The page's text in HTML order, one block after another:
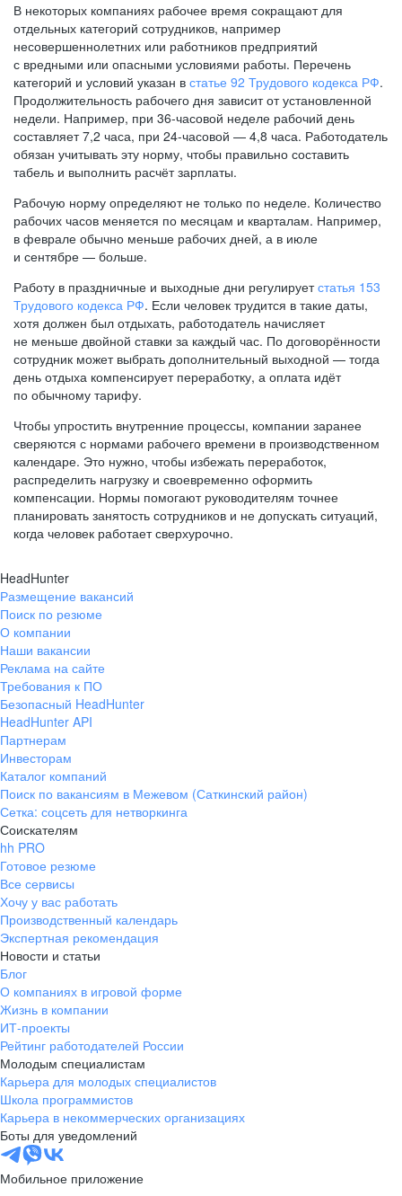
В некоторых компаниях рабочее время сокращают для
отдельных категорий сотрудников, например
несовершеннолетних или работников предприятий
с вредными или опасными условиями работы. Перечень
категорий и условий указан в статье 92 Трудового кодекса РФ.
Продолжительность рабочего дня зависит от установленной
недели. Например, при 36-часовой неделе рабочий день
составляет 7,2 часа, при 24-часовой — 4,8 часа. Работодатель
обязан учитывать эту норму, чтобы правильно составить
табель и выполнить расчёт зарплаты.
Рабочую норму определяют не только по неделе. Количество
рабочих часов меняется по месяцам и кварталам. Например,
в феврале обычно меньше рабочих дней, а в июле
и сентябре — больше.
Работу в праздничные и выходные дни регулируетстатья 153
Трудового кодекса РФ. Если человек трудится в такие даты,
хотя должен был отдыхать, работодатель начисляет
не меньше двойной ставки за каждый час. По договорённости
сотрудник может выбрать дополнительный выходной — тогда
день отдыха компенсирует переработку, а оплата идёт
по обычному тарифу.
Чтобы упростить внутренние процессы, компании заранее
сверяются с нормами рабочего времени в производственном
календаре. Это нужно, чтобы избежать переработок,
распределить нагрузку и своевременно оформить
компенсации. Нормы помогают руководителям точнее
планировать занятость сотрудников и не допускать ситуаций,
когда человек работает сверхурочно.
HeadHunter
Размещение вакансий
Поиск по резюме
О компании
Наши вакансии
Реклама на сайте
Требования к ПО
Безопасный HeadHunter
HeadHunter API
Партнерам
Инвесторам
Каталог компаний
Поиск по вакансиям в Межевом (Саткинский район)
Сетка: соцсеть для нетворкинга
Соискателям
hh PRO
Готовое резюме
Все сервисы
Хочу у вас работать
Производственный календарь
Экспертная рекомендация
Новости и статьи
Блог
О компаниях в игровой форме
Жизнь в компании
ИТ-проекты
Рейтинг работодателей России
Молодым специалистам
Карьера для молодых специалистов
Школа программистов
Карьера в некоммерческих организациях
Боты для уведомлений
Мобильное приложение